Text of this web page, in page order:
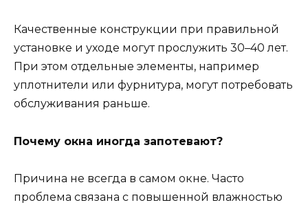
Качественные конструкции при правильной
установке и уходе могут прослужить 30–40 лет.
При этом отдельные элементы, например
уплотнители или фурнитура, могут потребовать
обслуживания раньше.
Почему окна иногда запотевают?
Причина не всегда в самом окне. Часто
проблема связана с повышенной влажностью